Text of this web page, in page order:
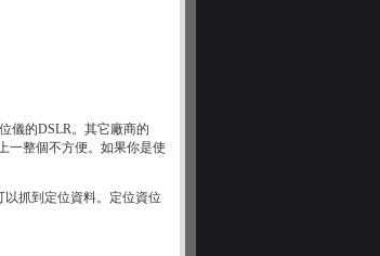
儀的DSLR。其它廠商的
一整個不方便。如果你是使
抓到定位資料。定位資位